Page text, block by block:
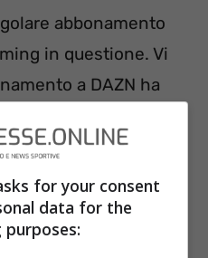
abbonamento
in questione. Vi
a DAZN ha
gratuito.
attraverso il
l’abbonamento
dei clienti di Sky
for your consent
data for the